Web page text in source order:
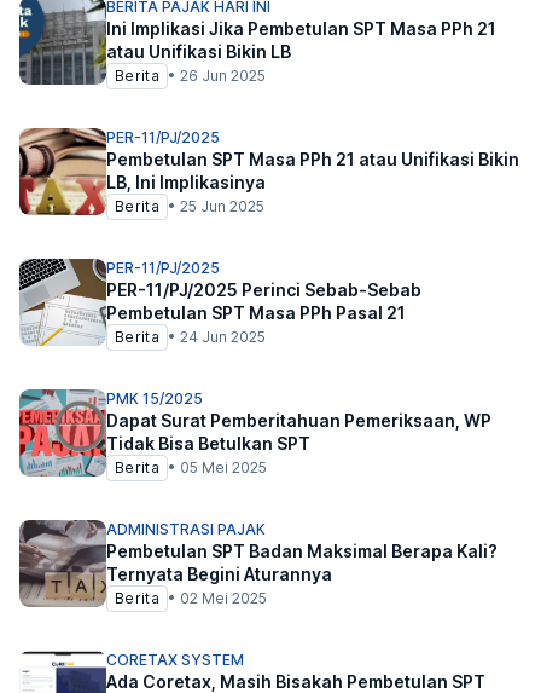
BERITA PAJAK HARI INI
Ini Implikasi Jika Pembetulan SPT Masa PPh 21
atau Unifikasi Bikin LB
Berita • 26 Jun 2025
PER-11/PJ/2025
Pembetulan SPT Masa PPh 21 atau Unifikasi Bikin
LB, Ini Implikasinya
Berita • 25 Jun 2025
PER-11/PJ/2025
PER-11/PJ/2025 Perinci Sebab-Sebab
Pembetulan SPT Masa PPh Pasal 21
Berita • 24 Jun 2025
PMK 15/2025
Dapat Surat Pemberitahuan Pemeriksaan, WP
Tidak Bisa Betulkan SPT
Berita • 05 Mei 2025
ADMINISTRASI PAJAK
Pembetulan SPT Badan Maksimal Berapa Kali?
Ternyata Begini Aturannya
Berita • 02 Mei 2025
CORETAX SYSTEM
Ada Coretax, Masih Bisakah Pembetulan SPT